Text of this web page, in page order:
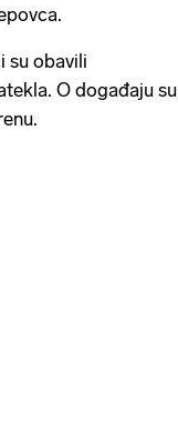
su obavili
O događaju su